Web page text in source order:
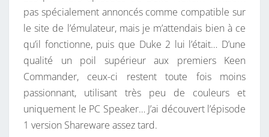
pas spécialement annoncés comme compatible sur
le site de l’émulateur, mais je m’attendais bien à ce
qu’il fonctionne, puis que Duke 2 lui l’était… D’une
qualité un poil supérieur aux premiers Keen
Commander, ceux-ci restent toute fois moins
passionnant, utilisant très peu de couleurs et
uniquement le PC Speaker… J’ai découvert l’épisode
1 version Shareware assez tard.